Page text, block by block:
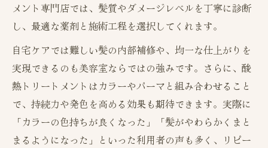
メント専門店では、髪質やダメージレベルを丁寧に診断
し、最適な薬剤と施術工程を選択してくれます。
自宅ケアでは難しい髪の内部補修や、均一な仕上がりを
実現できるのも美容室ならではの強みです。さらに、酸
熱トリートメントはカラーやパーマと組み合わせること
で、持続力や発色を高める効果も期待できます。実際に
「カラーの色持ちが良くなった」「髪がやわらかくまと
まるようになった」といった利用者の声も多く、リピー